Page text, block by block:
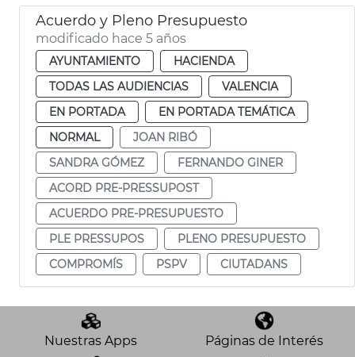
Acuerdo y Pleno Presupuesto
modificado hace 5 años
AYUNTAMIENTO
HACIENDA
TODAS LAS AUDIENCIAS
VALENCIA
EN PORTADA
EN PORTADA TEMÁTICA
NORMAL
JOAN RIBÓ
SANDRA GÓMEZ
FERNANDO GINER
ACORD PRE-PRESSUPOST
ACUERDO PRE-PRESUPUESTO
PLE PRESSUPOS
PLENO PRESUPUESTO
COMPROMÍS
PSPV CIUTADANS
Nuestras Apps Páginas de Interés